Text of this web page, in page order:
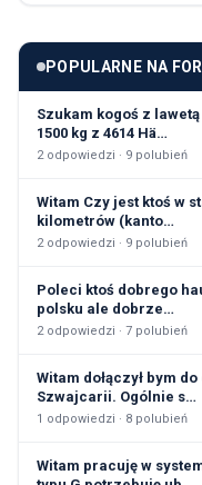
POPULARNE NA
Szukam kogoś z
1500 kg z 4614 Hä…
2odpowiedzi · 9 polubień
Witam Czy jest ktoś w
kilometrów (kanto…
2odpowiedzi · 9 polubień
Poleci ktoś dobrego
polsku ale dobrze…
2odpowiedzi · 7 polubień
Witam dołączył bym
Szwajcarii. Ogólnie s…
1 odpowiedzi · 8 polubień
Witam pracuję w